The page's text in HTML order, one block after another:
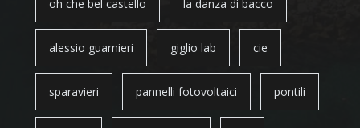
oh che bel castello la danza di bacco
alessio guarnieri giglio lab cie
sparavieri pannelli fotovoltaici pontili